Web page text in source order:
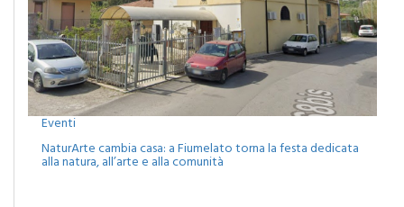
Eventi
NaturArte cambia casa: a Fiumelato torna la festa dedicata